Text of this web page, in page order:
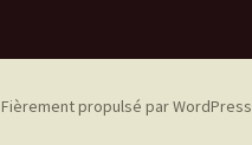
Fièrement propulsé par WordPress